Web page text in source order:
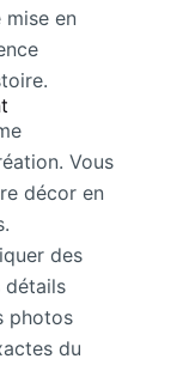
en
Vous
décor en
des
détails
photos
du